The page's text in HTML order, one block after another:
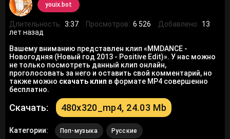
youix.bot
Длительность: 3:37 Просмотров: 6 526 Добавлено: 13
лет назад
Вашему вниманию представлен клип «MMDANCE -
Новогодняя (Новый год 2013 - Positive Edit)». У нас можно
не только посмотреть данный клип онлайн,
проголосовать за него и оставить свой комментарий, но
также можно скачать клип в формате MP4 совершенно
бесплатно.
Скачать: 480x320_mp4, 24.03 Mb
Категории: Поп-музыка Русские